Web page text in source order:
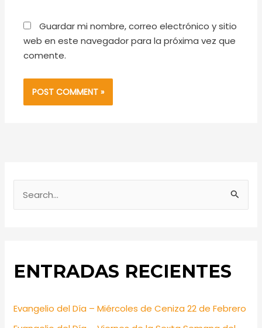
Guardar mi nombre, correo electrónico y sitio
web en este navegador para la próxima vez que
comente.
c
ENTRADAS RECIENTES
Evangelio del Día – Miércoles de Ceniza 22 de Febrero